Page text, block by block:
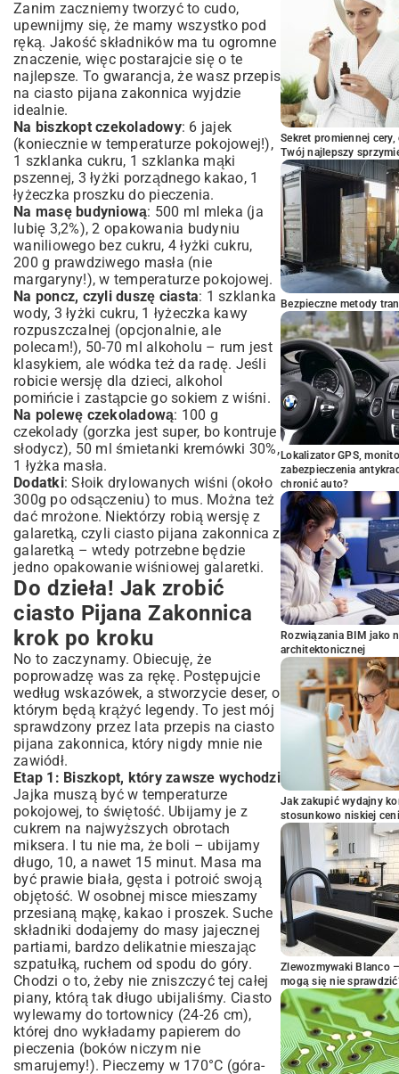
Zanim zaczniemy tworzyć to cudo,
upewnijmy się, że mamy wszystko pod
ręką. Jakość składników ma tu ogromne
znaczenie, więc postarajcie się o te
najlepsze. To gwarancja, że wasz przepis
na ciasto pijana zakonnica wyjdzie
idealnie.
Na biszkopt czekoladowy: 6 jajek
(koniecznie w temperaturze pokojowej!),
1 szklanka cukru, 1 szklanka mąki
pszennej, 3 łyżki porządnego kakao, 1
łyżeczka proszku do pieczenia.
Na masę budyniową: 500 ml mleka (ja
lubię 3,2%), 2 opakowania budyniu
waniliowego bez cukru, 4 łyżki cukru,
200 g prawdziwego masła (nie
margaryny!), w temperaturze pokojowej.
Na poncz, czyli duszę ciasta: 1 szklanka
wody, 3 łyżki cukru, 1 łyżeczka kawy
rozpuszczalnej (opcjonalnie, ale
polecam!), 50-70 ml alkoholu – rum jest
klasykiem, ale wódka też da radę. Jeśli
robicie wersję dla dzieci, alkohol
pomińcie i zastąpcie go sokiem z wiśni.
Na polewę czekoladową: 100 g
czekolady (gorzka jest super, bo kontruje
słodycz), 50 ml śmietanki kremówki 30%,
1 łyżka masła.
Dodatki: Słoik drylowanych wiśni (około
300g po odsączeniu) to mus. Można też
dać mrożone. Niektórzy robią wersję z
galaretką, czyli ciasto pijana zakonnica z
galaretką – wtedy potrzebne będzie
jedno opakowanie wiśniowej galaretki.
Do dzieła! Jak zrobić
ciasto Pijana Zakonnica
krok po kroku
No to zaczynamy. Obiecuję, że
poprowadzę was za rękę. Postępujcie
według wskazówek, a stworzycie deser, o
którym będą krążyć legendy. To jest mój
sprawdzony przez lata przepis na ciasto
pijana zakonnica, który nigdy mnie nie
zawiódł.
Etap 1: Biszkopt, który zawsze wychodzi
Jajka muszą być w temperaturze
pokojowej, to świętość. Ubijamy je z
cukrem na najwyższych obrotach
miksera. I tu nie ma, że boli – ubijamy
długo, 10, a nawet 15 minut. Masa ma
być prawie biała, gęsta i potroić swoją
objętość. W osobnej misce mieszamy
przesianą mąkę, kakao i proszek. Suche
składniki dodajemy do masy jajecznej
partiami, bardzo delikatnie mieszając
szpatułką, ruchem od spodu do góry.
Chodzi o to, żeby nie zniszczyć tej całej
piany, którą tak długo ubijaliśmy. Ciasto
wylewamy do tortownicy (24-26 cm),
której dno wykładamy papierem do
pieczenia (boków niczym nie
smarujemy!). Pieczemy w 170°C (góra-
Sekret promiennej
Twój najlepszy
Bezpieczne metody
Lokalizator GPS,
zabezpieczenia
chronić auto?
Rozwiązania BIM jako
architektonicznej
Jak zakupić wydajny
stosunkowo niskiej
Zlewozmywaki Blanco
mogą się nie